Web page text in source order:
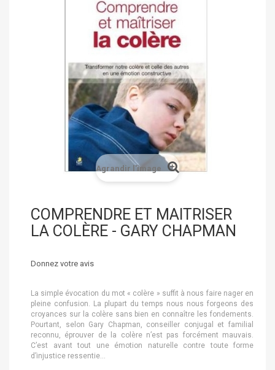
Agrandir l'image
COMPRENDRE ET MAITRISER
LA COLÈRE - GARY CHAPMAN
Donnez votre avis
La simple évocation du mot « colère » suffit à nous faire nager en
pleine confusion. La plupart du temps nous nous forgeons des
croyances sur la colère sans bien en connaître les fondements.
Pourtant, selon Gary Chapman, conseiller conjugal et familial
reconnu, éprouver de la colère n’est pas forcément mauvais.
C’est avant tout une émotion naturelle contre toute forme
d’injustice ressentie...